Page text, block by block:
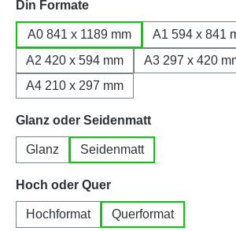
Din Formateauswählen
A0 841 x 1189 mm
A1 594 x 841
A2 420 x 594 mm
A3 297 x 420
A4 210 x 297 mm
Glanz oder Seidenmattauswählen
Glanz Seidenmatt
Hoch oder Querauswählen
Hochformat Querformat